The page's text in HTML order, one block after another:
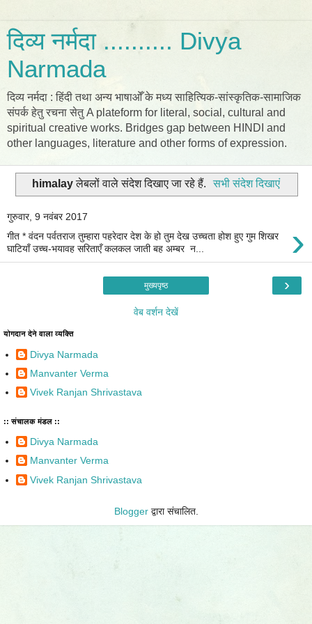
दिव्य नर्मदा .......... Divya
Narmada
दिव्य नर्मदा : हिंदी तथा अन्य भाषाओँ के मध्य साहित्यिक-सांस्कृतिक-सामाजिक
संपर्क हेतु रचना सेतु A plateform for literal, social, cultural and
spiritual creative works. Bridges gap between HINDI and
other languages, literature and other forms of expression.
himalayलेबलों वाले संदेश दिखाए जा रहे हैं. सभी संदेश दिखाएं
गुरुवार, 9 नवंबर 2017
›
गीत * वंदन पर्वतराज तुम्हारा पहरेदार देश के हो तुम देख उच्चता होश हुए गुम शिखर
घाटियाँ उच्च-भयावह सरिताएँ कलकल जाती बह अम्बर न...
›
मुख्यपृष्ठ
वेब वर्शन देखें
योगदान देने वाला व्यक्ति
Divya Narmada
Manvanter Verma
Vivek Ranjan Shrivastava
:: संचालक मंडल ::
Divya Narmada
Manvanter Verma
Vivek Ranjan Shrivastava
Bloggerद्वारा संचालित.